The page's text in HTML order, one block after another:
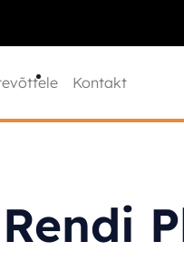
Kontakt
Rendi